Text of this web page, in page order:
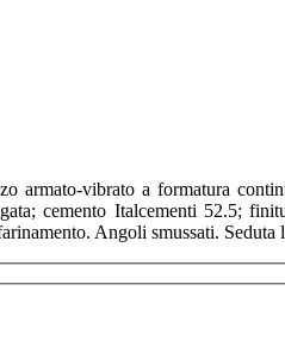
armato-vibrato a formatura
cemento Italcementi 52.5;
Angoli smussati. Seduta